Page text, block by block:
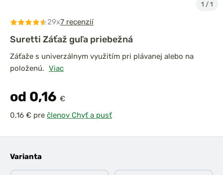
1 / 1
29x7 recenzií
Suretti Záťaž guľa priebežná
Záťaže s univerzálnym využitím pri plávanej alebo na
položenú. Viac
od 0,16 €
pre členov Chyť a pusť
Varianta